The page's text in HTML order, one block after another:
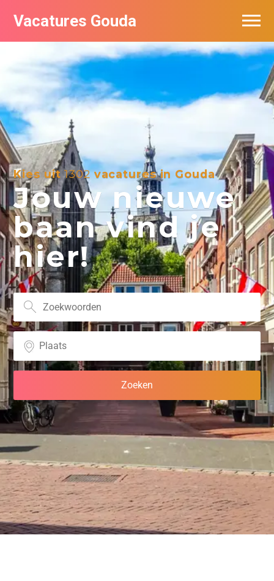
Vacatures Gouda
Kies uit1302vacatures in Gouda
Jouw nieuwe
baan vind je
hier!
Vacatures per bedrijf in Gouda
De populairste vacatures in Gouda